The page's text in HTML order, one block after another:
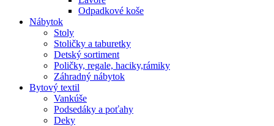
Odpadkové koše
Nábytok
Stoly
Stoličky a taburetky
Detský sortiment
Poličky, regale, haciky,rámiky
Záhradný nábytok
Bytový textil
Vankúše
Podsedáky a poťahy
Deky